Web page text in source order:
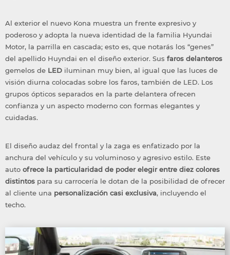
Al exterior el nuevo Kona muestra un frente expresivo y
poderoso y adopta la nueva identidad de la familia Hyundai
Motor, la parrilla en cascada; esto es, que notarás los “genes”
del apellido Huyndai en el diseño exterior. Sus faros delanteros
gemelos de LED iluminan muy bien, al igual que las luces de
visión diurna colocadas sobre los faros, también de LED. Los
grupos ópticos separados en la parte delantera ofrecen
confianza y un aspecto moderno con formas elegantes y
cuidadas.
El diseño audaz del frontal y la zaga es enfatizado por la
anchura del vehículo y su voluminoso y agresivo estilo. Este
auto ofrece la particularidad de poder elegir entre diez colores
distintos para su carrocería le dotan de la posibilidad de ofrecer
al cliente una personalización casi exclusiva, incluyendo el
techo.